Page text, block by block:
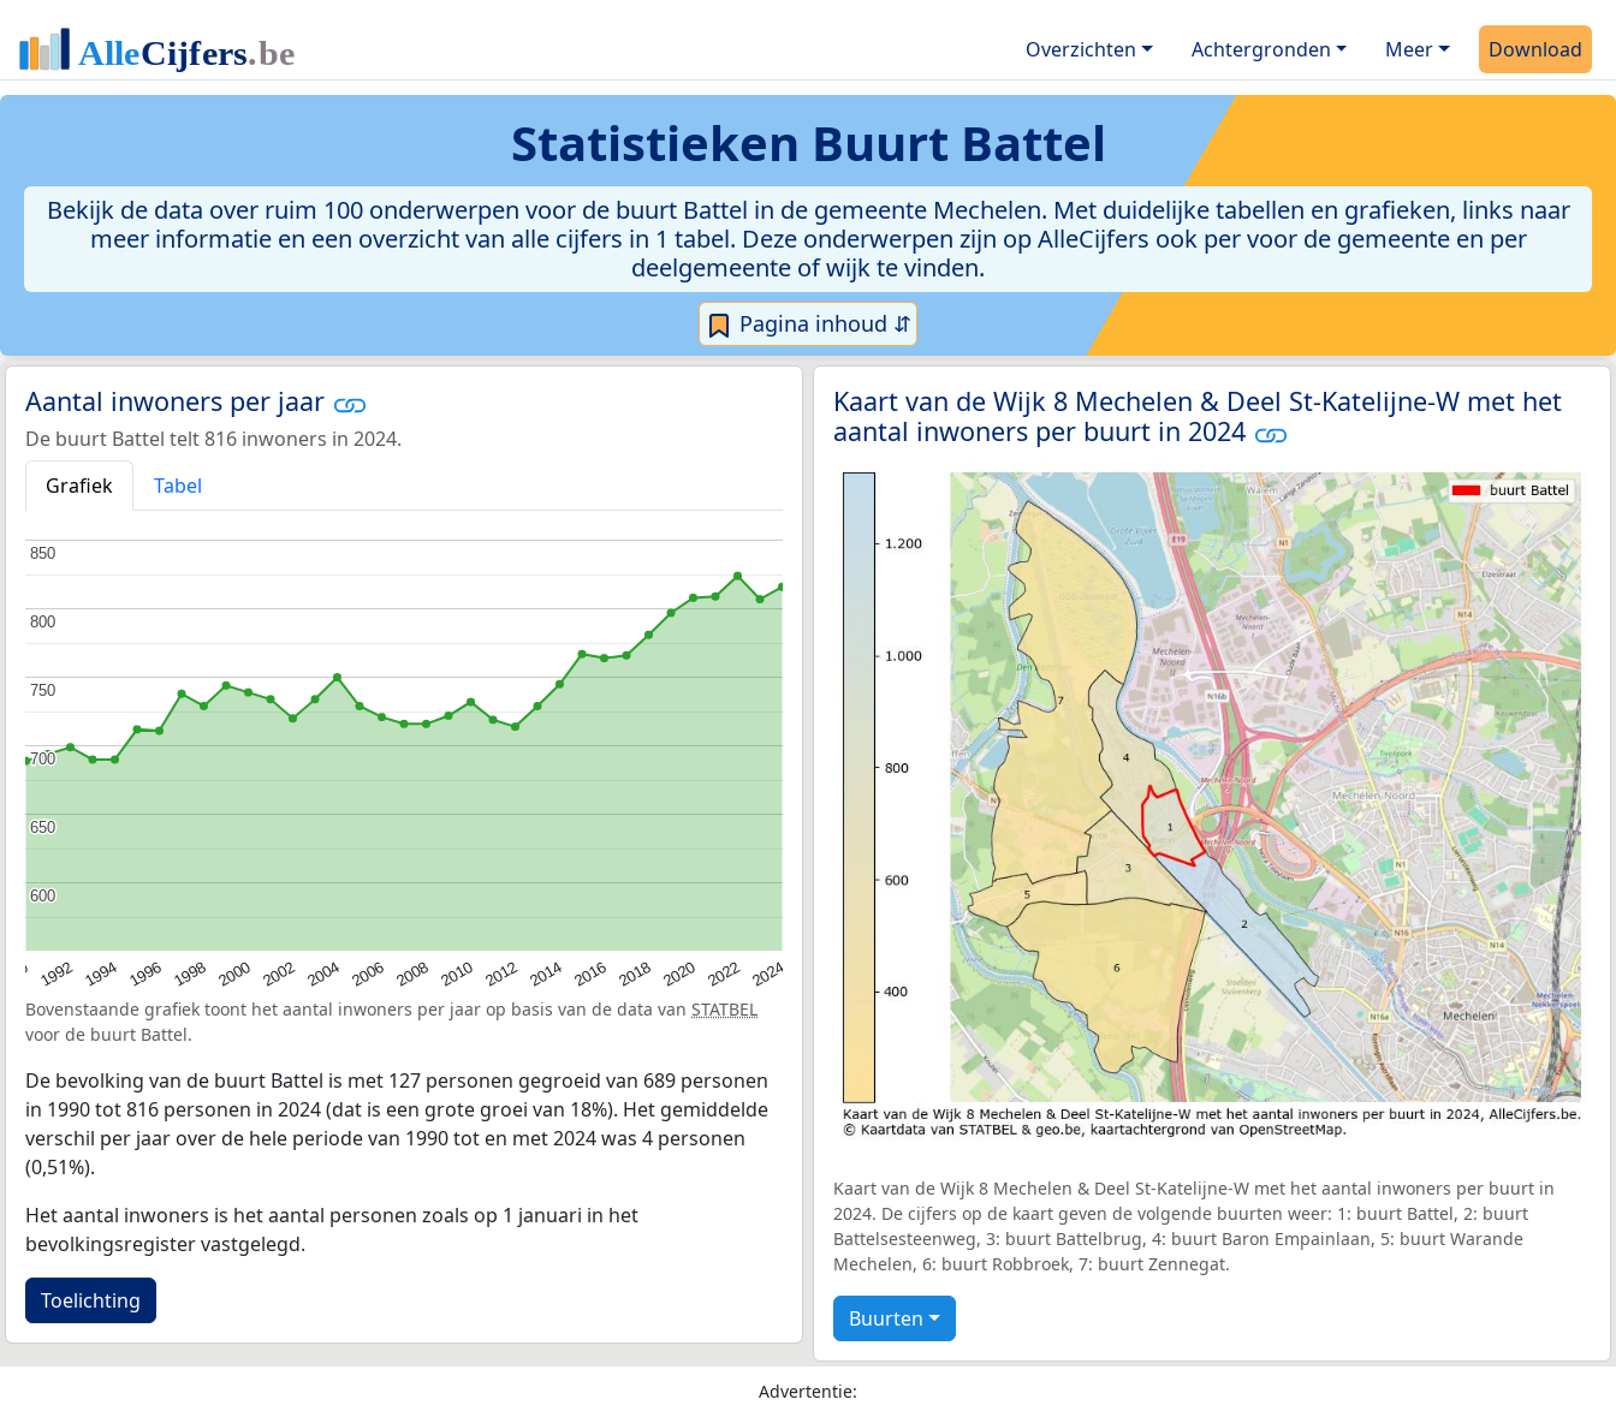
Overzichten Achtergronden Meer Download
Statistieken Buurt Battel
Bekijk de data over ruim 100 onderwerpen voor de buurt Battel in de gemeente Mechelen. Met duidelijke tabellen en grafieken, links naar
meer informatie en een overzicht van alle cijfers in 1 tabel. Deze onderwerpen zijn op AlleCijfers ook per voor de gemeente en per
deelgemeente of wijk te vinden.
Pagina inhoud ⇵
Aantal inwoners per jaar
De buurt Battel telt 816 inwoners in 2024.
Grafiek
Tabel
1992 1994 1996 1998 2000 2002 2004 2006 2008 2010 2012 2014 2016 2018 2020 2022 2024
600
600
650
650
700
700
750
750
800
800
850
850
Bovenstaande grafiek toont het aantal inwoners per jaar op basis van de data van STATBEL
voor de buurt Battel.
De bevolking van de buurt Battel is met 127 personen gegroeid van 689 personen
in 1990 tot 816 personen in 2024 (dat is een grote groei van 18%). Het gemiddelde
verschil per jaar over de hele periode van 1990 tot en met 2024 was 4 personen
(0,51%).
Het aantal inwoners is het aantal personen zoals op 1 januari in het
bevolkingsregister vastgelegd.
Toelichting
Kaart van de Wijk 8 Mechelen & Deel St-Katelijne-W met het
aantal inwoners per buurt in 2024
Kaart van de Wijk 8 Mechelen & Deel St-Katelijne-W met het aantal inwoners per buurt in
2024. De cijfers op de kaart geven de volgende buurten weer: 1: buurt Battel, 2: buurt
Battelsesteenweg, 3: buurt Battelbrug, 4: buurt Baron Empainlaan, 5: buurt Warande
Mechelen, 6: buurt Robbroek, 7: buurt Zennegat.
Buurten
Advertentie: